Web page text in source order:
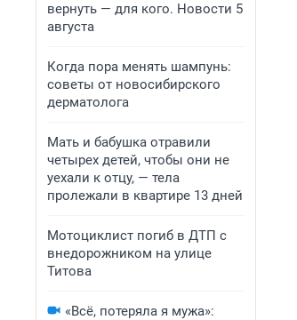
вернуть — для кого. Новости 5
августа
Когда пора менять шампунь:
советы от новосибирского
дерматолога
Мать и бабушка отравили
четырех детей, чтобы они не
уехали к отцу, — тела
пролежали в квартире 13 дней
Мотоциклист погиб в ДТП с
внедорожником на улице
Титова
«Всё, потеряла я мужа»: